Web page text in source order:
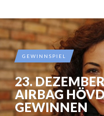
GEWINNSPIEL
23.
AIRBAG
GEWINNEN